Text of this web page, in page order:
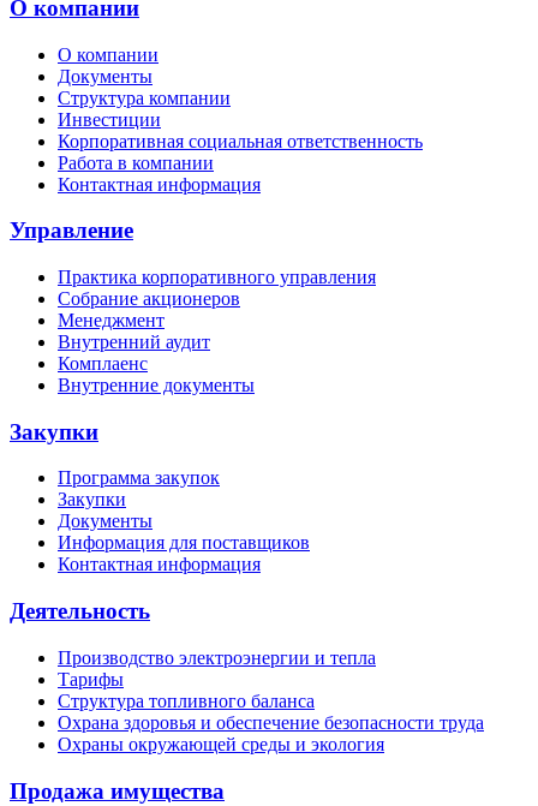
О компании
О компании
Документы
Структура компании
Инвестиции
Корпоративная социальная ответственность
Работа в компании
Контактная информация
Управление
Практика корпоративного управления
Собрание акционеров
Менеджмент
Внутренний аудит
Комплаенс
Внутренние документы
Закупки
Программа закупок
Закупки
Документы
Информация для поставщиков
Контактная информация
Деятельность
Производство электроэнергии и тепла
Тарифы
Структура топливного баланса
Охрана здоровья и обеспечение безопасности труда
Охраны окружающей среды и экология
Продажа имущества